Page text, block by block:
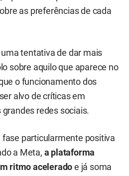
as preferências de cada
tentativa de dar mais
sobre aquilo que aparece no
o funcionamento dos
alvo de críticas em
redes sociais.
fase particularmente positiva
a Meta, a plataforma
ritmo acelerado e já soma